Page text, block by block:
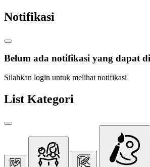
Notifikasi
Belum ada notifikasi yang dapat
Silahkan login untuk melihat notifikasi
List Kategori